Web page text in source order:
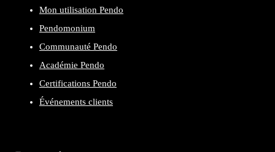
Mon utilisation Pendo
Pendomonium
Communauté Pendo
Académie Pendo
Certifications Pendo
Événements clients